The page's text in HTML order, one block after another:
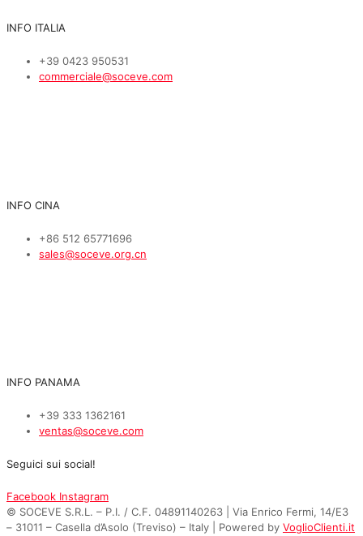
INFO ITALIA
+39 0423 950531
commerciale@soceve.com
INFO CINA
+86 512 65771696
sales@soceve.org.cn
INFO PANAMA
+39 333 1362161
ventas@soceve.com
Seguici sui social!
Facebook Instagram
© SOCEVE S.R.L. – P.I. / C.F. 04891140263 | Via Enrico Fermi, 14/E3
– 31011 – Casella d’Asolo (Treviso) – Italy | Powered by VoglioClienti.it